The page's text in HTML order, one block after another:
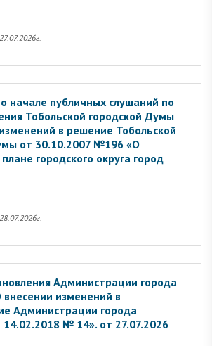
начале публичных слушаний по
Тобольской городской Думы
в решение Тобольской
от 30.10.2007 №196 «О
городского округа город
Администрации города
внесении изменений в
Администрации города
14.02.2018 № 14». от 27.07.2026